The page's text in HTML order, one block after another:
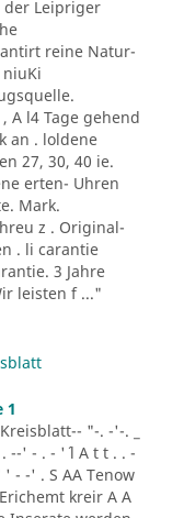
der Leipriger
reine Natur-
niuKi
A l4 Tage gehend
an . loldene
27, 30, 40 ie.
erten- Uhren
Mark.
z . Original-
. li carantie
3 Jahre
leisten f ..."
1
"-. -'-. _
' - . - '´ l A t t . . -
- -' . S AA Tenow
kreir A A